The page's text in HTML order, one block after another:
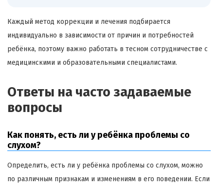
Каждый метод коррекции и лечения подбирается
индивидуально в зависимости от причин и потребностей
ребёнка, поэтому важно работать в тесном сотрудничестве с
медицинскими и образовательными специалистами.
Ответы на часто задаваемые
вопросы
Как понять, есть ли у ребёнка проблемы со
слухом?
Определить, есть ли у ребёнка проблемы со слухом, можно
по различным признакам и изменениям в его поведении. Если